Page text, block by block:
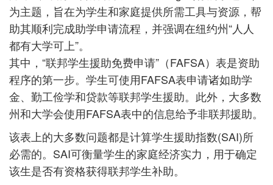
为主题，旨在为学生和家庭提供所需工具与资源，帮
助其顺利完成助学申请流程，并强调在纽约州“人人
都有大学可上”。
其中，“联邦学生援助免费申请”（FAFSA）表是资助
程序的第一步。学生可使用FAFSA表申请诸如助学
金、勤工俭学和贷款等联邦学生援助。此外，大多数
州和大学会使用FAFSA表中的信息给予非联邦援助。
该表上的大多数问题都是计算学生援助指数(SAI)所
必需的。SAI可衡量学生的家庭经济实力，用于确定
该生是否有资格获得联邦学生补助。